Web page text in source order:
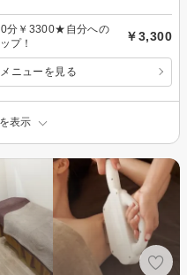
分￥3300★自分への
プ！
￥3,300
ニューを見る
表示